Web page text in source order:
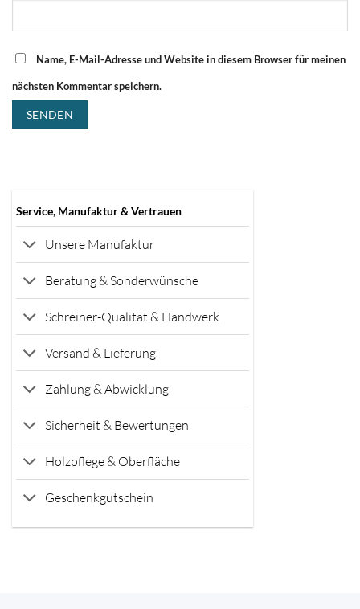
Name, E-Mail-Adresse und Website in diesem Browser für meinen
nächsten Kommentar speichern.
Service, Manufaktur & Vertrauen
Unsere Manufaktur
Beratung & Sonderwünsche
Schreiner-Qualität & Handwerk
Versand & Lieferung
Zahlung & Abwicklung
Sicherheit & Bewertungen
Holzpflege & Oberfläche
Geschenkgutschein